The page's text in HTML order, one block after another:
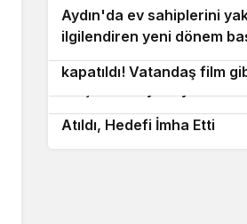
Aydın'da ev sahiplerini
ilgilendiren yeni dönem
8
Efeler’de yıkım başladı:
kapatıldı! Vatandaş film
9
Van ve
10
Atıldı, Hedefi İmha Etti